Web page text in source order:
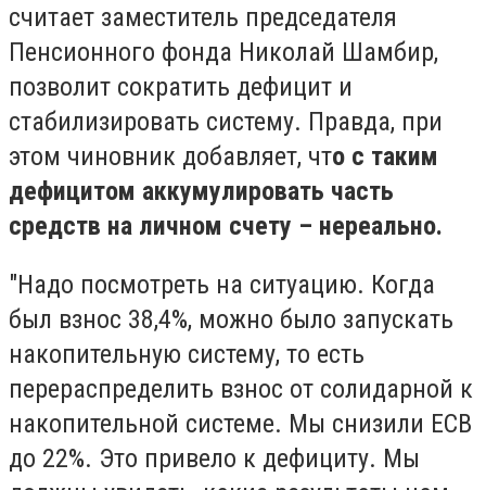
считает заместитель председателя
Пенсионного фонда Николай Шамбир,
позволит сократить дефицит и
стабилизировать систему. Правда, при
этом чиновник добавляет, что с таким
дефицитом аккумулировать часть
средств на личном счету – нереально.
"Надо посмотреть на ситуацию. Когда
был взнос 38,4%, можно было запускать
накопительную систему, то есть
перераспределить взнос от солидарной к
накопительной системе. Мы снизили ЕСВ
до 22%. Это привело к дефициту. Мы